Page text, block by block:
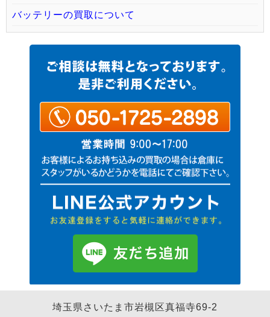
バッテリーの買取について
埼玉県さいたま市岩槻区真福寺69-2